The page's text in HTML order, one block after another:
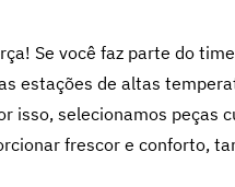
Se você faz parte do
estações de altas
isso, selecionamos peças
frescor e conforto,